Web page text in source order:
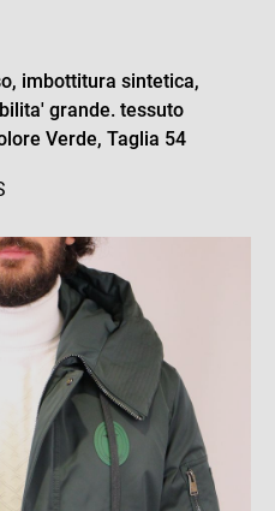
imbottitura sintetica,
grande. tessuto
Verde, Taglia 54